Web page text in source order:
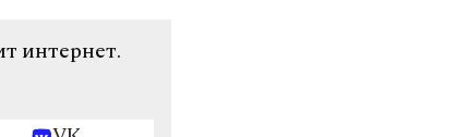
интернет.